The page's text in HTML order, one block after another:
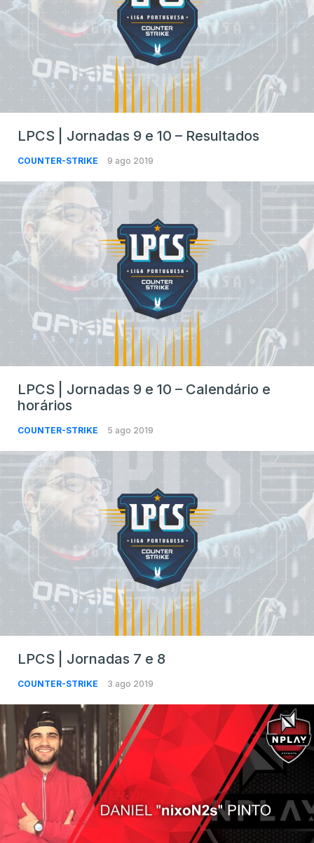
LPCS | Jornadas 9 e 10 – Resultados
COUNTER-STRIKE 9 ago 2019
LPCS | Jornadas 9 e 10 – Calendário e
horários
COUNTER-STRIKE 5 ago 2019
LPCS | Jornadas 7 e 8
COUNTER-STRIKE 3 ago 2019